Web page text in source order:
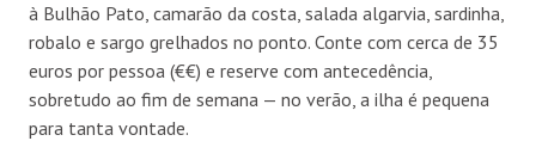
à Bulhão Pato, camarão da costa, salada algarvia, sardinha,
robalo e sargo grelhados no ponto. Conte com cerca de 35
euros por pessoa (€€) e reserve com antecedência,
sobretudo ao fim de semana — no verão, a ilha é pequena
para tanta vontade.